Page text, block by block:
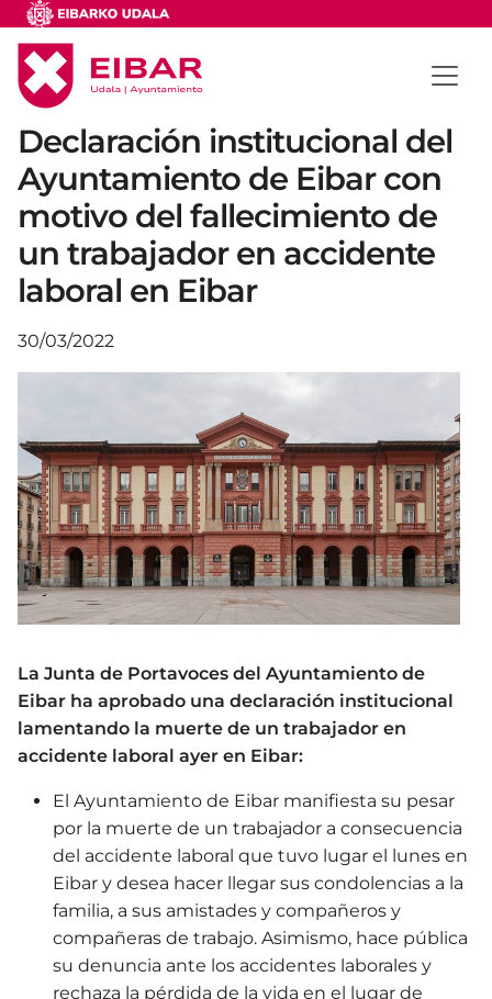
Declaración institucional del
Ayuntamiento de Eibar con
motivo del fallecimiento de
un trabajador en accidente
laboral en Eibar
30/03/2022
La Junta de Portavoces del Ayuntamiento de
Eibar ha aprobado una declaración institucional
lamentando la muerte de un trabajador en
accidente laboral ayer en Eibar:
El Ayuntamiento de Eibar manifiesta su pesar
por la muerte de un trabajador a consecuencia
del accidente laboral que tuvo lugar el lunes en
Eibar y desea hacer llegar sus condolencias a la
familia, a sus amistades y compañeros y
compañeras de trabajo. Asimismo, hace pública
su denuncia ante los accidentes laborales y
rechaza la pérdida de la vida en el lugar de